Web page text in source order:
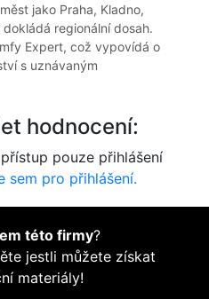
jako Praha, Kladno,
regionální dosah.
Expert, což vypovídá o
s uznávaným
hodnocení:
pouze přihlášení
sem pro přihlášení.
této firmy?
jestli můžete získat
materiály!